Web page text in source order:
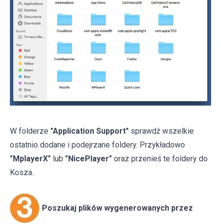
W folderze "Application Support" sprawdź wszelkie
ostatnio dodane i podejrzane foldery. Przykładowo
"MplayerX" lub "NicePlayer" oraz przenieś te foldery do
Kosza..
Poszukaj plików wygenerowanych przez